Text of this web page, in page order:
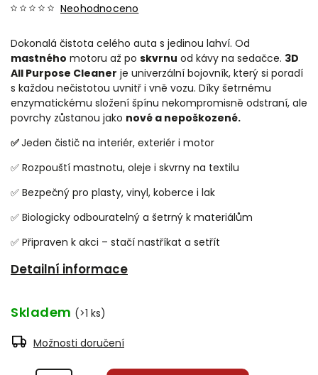
Neohodnoceno
Dokonalá čistota celého auta s jedinou lahví. Od
mastného motoru až po skvrnu od kávy na sedačce. 3D
All Purpose Cleaner je univerzální bojovník, který si poradí
s každou nečistotou uvnitř i vně vozu. Díky šetrnému
enzymatickému složení špínu nekompromisně odstraní, ale
povrchy zůstanou jako nové a nepoškozené.
✅Jeden čistič na interiér, exteriér i motor
✅ Rozpouští mastnotu, oleje i skvrny na textilu
✅ Bezpečný pro plasty, vinyl, koberce i lak
✅ Biologicky odbouratelný a šetrný k materiálům
✅ Připraven k akci – stačí nastříkat a setřít
Detailní informace
Skladem (>1 ks)
Možnosti doručení